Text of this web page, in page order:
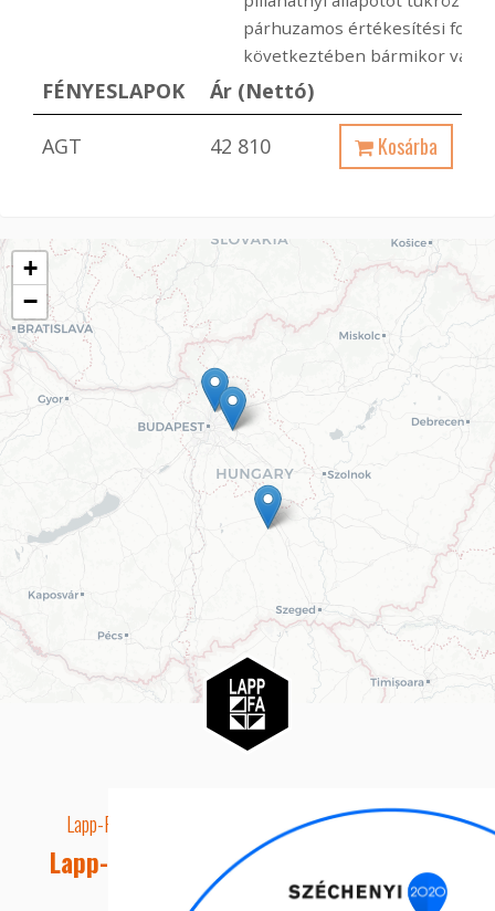
párhuzamos értékesítési
következtében bármikor
FÉNYESLAPOK Ár (Nettó)
AGT 42 810 Kosárba
+
−
Lapp-Fa EUTR technikai azonosító száma: AA5849163
Lapp-fa Kft. Webshop Ügyfélszolgálat
Telefon: +36 20 8515050